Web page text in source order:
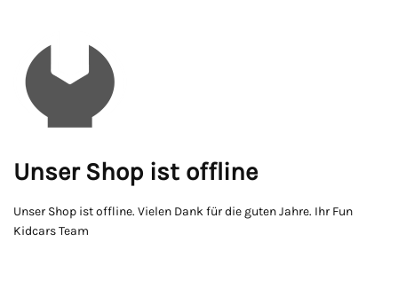
Unser Shop ist offline
Unser Shop ist offline. Vielen Dank für die guten Jahre. Ihr Fun
Kidcars Team